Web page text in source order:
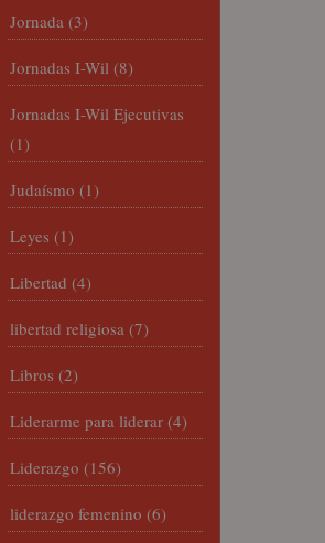
Jornada (3)
Jornadas I-Wil (8)
Jornadas I-Wil Ejecutivas
(1)
Judaísmo (1)
Leyes (1)
Libertad (4)
libertad religiosa (7)
Libros (2)
Liderarme para liderar (4)
Liderazgo (156)
liderazgo femenino (6)